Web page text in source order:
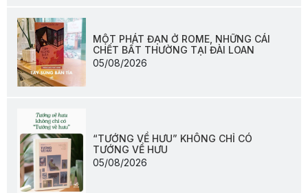
MỘT PHÁT ĐẠN Ở ROME, NHỮNG CÁI
CHẾT BẤT THƯỜNG TẠI ĐÀI LOAN
05/08/2026
“TƯỚNG VỀ HƯU” KHÔNG CHỈ CÓ
TƯỚNG VỀ HƯU
05/08/2026